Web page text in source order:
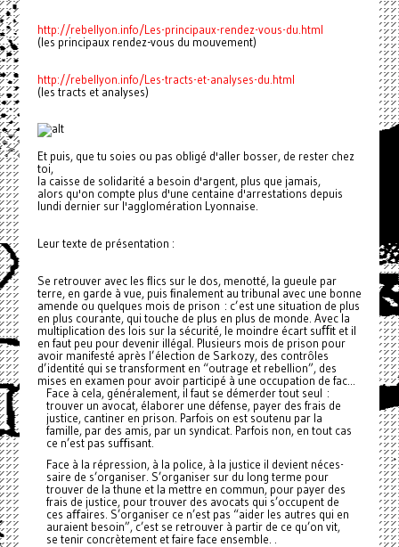
http://rebellyon.info/Les-principaux-rendez-vous-du.html
(les principaux rendez-vous du mouvement)
http://rebellyon.info/Les-tracts-et-analyses-du.html
(les tracts et analyses)
Et puis, que tu soies ou pas obligé d'aller bosser, de rester chez
toi,
la caisse de solidarité a besoin d'argent, plus que jamais,
alors qu'on compte plus d'une centaine d'arrestations depuis
lundi dernier sur l'agglomération Lyonnaise.
Leur texte de présentation :
Se retrou­ver avec les ﬂics sur le dos, menot­té, la gueule par
terre, en garde à vue, puis ﬁna­le­ment au tri­bu­nal avec une bonne
amende ou quel­ques mois de prison : c’est une situa­tion de plus
en plus cou­rante, qui touche de plus en plus de monde. Avec la
mul­ti­pli­ca­tion des lois sur la sécu­rité, le moin­dre écart suﬃt et il
en faut peu pour deve­nir illé­gal. Plusieurs mois de prison pour
avoir mani­festé après l’élection de Sarkozy, des contrô­les
d’iden­tité qui se trans­for­ment en “outrage et rebel­lion”, des
mises en examen pour avoir par­ti­cipé à une occu­pa­tion de fac...
Face à cela, géné­ra­le­ment, il faut se démer­der tout seul :
trou­ver un avocat, élaborer une défense, payer des frais de
jus­tice, can­ti­ner en prison. Parfois on est sou­tenu par la
famille, par des amis, par un syn­di­cat. Parfois non, en tout cas
ce n’est pas suﬃ­sant.
Face à la répres­sion, à la police, à la jus­tice il devient néces­
saire de s’orga­ni­ser. S’orga­ni­ser sur du long terme pour
trou­ver de la thune et la mettre en commun, pour payer des
frais de jus­tice, pour trou­ver des avo­cats qui s’occu­pent de
ces aﬀai­res. S’orga­ni­ser ce n’est pas “aider les autres qui en
auraient besoin”, c’est se retrou­ver à partir de ce qu’on vit,
se tenir concrè­te­ment et faire face ensem­ble. .